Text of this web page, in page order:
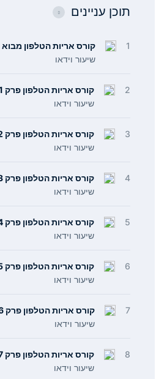
תוכן עניינים
1
קורס אריות הטלפון מבוא
שיעור וידאו
2
קורס אריות הטלפון פרק 1
שיעור וידאו
3
קורס אריות הטלפון פרק 2
שיעור וידאו
4
קורס אריות הטלפון פרק 3
שיעור וידאו
5
קורס אריות הטלפון פרק 4
שיעור וידאו
6
קורס אריות הטלפון פרק 5
שיעור וידאו
7
קורס אריות הטלפון פרק 6
שיעור וידאו
8
קורס אריות הטלפון פרק 7
שיעור וידאו